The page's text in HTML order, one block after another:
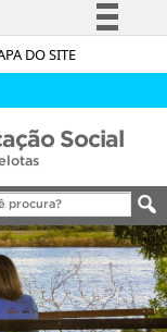
DO SITE
à informação
Canais
Social